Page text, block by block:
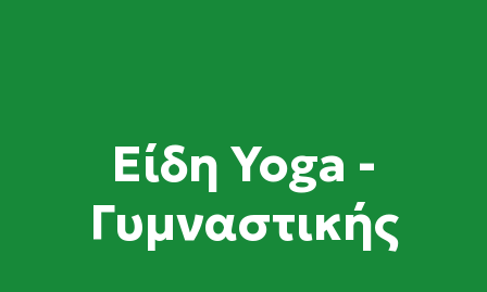
Είδη Yoga -
Γυμναστικής